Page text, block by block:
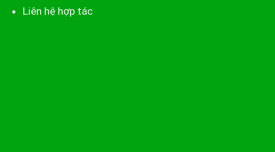
Liên hệ hợp tác